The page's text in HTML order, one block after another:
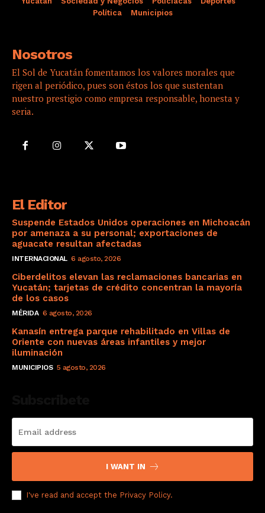
Política
Municipios
Nosotros
El Sol de Yucatán fomentamos los valores morales que
rigen al periódico, pues son éstos los que sustentan
nuestro prestigio como empresa responsable, honesta y
seria.
El Editor
Suspende Estados Unidos operaciones en Michoacán
por amenaza a su personal; exportaciones de
aguacate resultan afectadas
INTERNACIONAL 6 agosto, 2026
Ciberdelitos elevan las reclamaciones bancarias en
Yucatán; tarjetas de crédito concentran la mayoría
de los casos
MÉRIDA 6 agosto, 2026
Kanasín entrega parque rehabilitado en Villas de
Oriente con nuevas áreas infantiles y mejor
iluminación
MUNICIPIOS 5 agosto, 2026
I WANT IN
I've read and accept the Privacy Policy.